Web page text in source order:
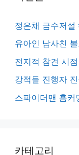
정은채 금수저설
유아인 남사친
전지적 참견 시
강적들 진행자
스파이더맨 홈커
카테고리